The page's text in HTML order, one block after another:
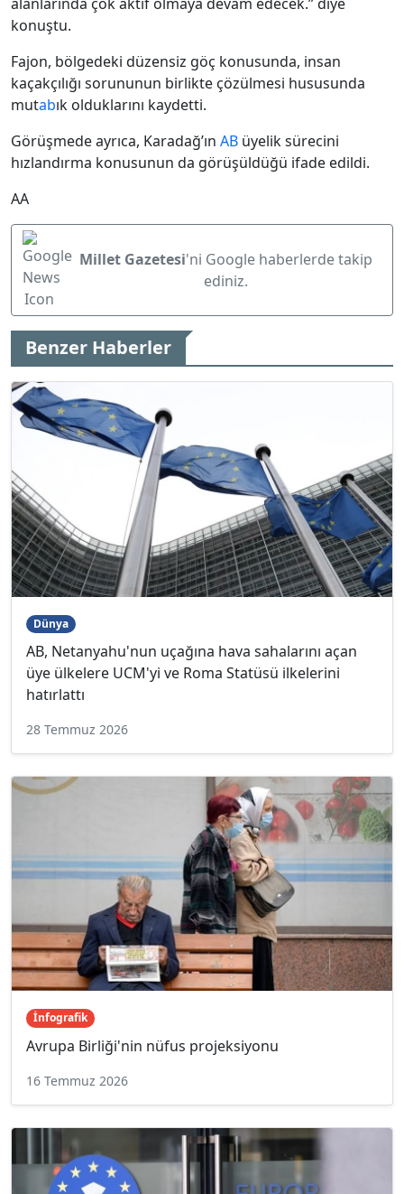
alanlarında çok aktif olmaya devam edecek.” diye
konuştu.
Fajon, bölgedeki düzensiz göç konusunda, insan
kaçakçılığı sorununun birlikte çözülmesi hususunda
mutabık olduklarını kaydetti.
Görüşmede ayrıca, Karadağ’ın AB üyelik sürecini
hızlandırma konusunun da görüşüldüğü ifade edildi.
AA
Millet Gazetesi'ni Google haberlerde takip
ediniz.
Benzer Haberler
Dünya
AB, Netanyahu'nun uçağına hava sahalarını açan
üye ülkelere UCM'yi ve Roma Statüsü ilkelerini
hatırlattı
28 Temmuz 2026
İnfografik
Avrupa Birliği'nin nüfus projeksiyonu
16 Temmuz 2026